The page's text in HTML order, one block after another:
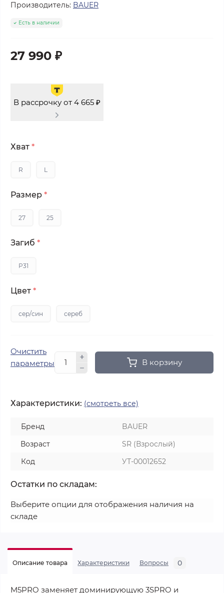
Производитель: BAUER
Есть в наличии
27 990 ₽
В рассрочку от 4 665 ₽
Хват *
R L
Размер *
27 25
Загиб *
P31
Цвет *
сер/син сереб
Очистить
параметры
В корзину
Характеристики: (смотреть все)
Бренд
BAUER
Возраст
SR (Взрослый)
Код
УТ-00012652
Остатки по складам:
Выберите опции для отображения наличия на
складе
Описание товара Характеристики Вопросы 0
M5PRO заменяет доминирующую 3SPRO и